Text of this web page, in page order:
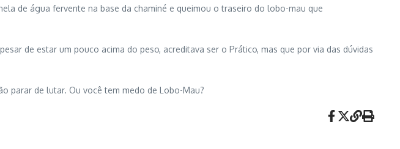
de água fervente na base da chaminé e queimou o traseiro do lobo-mau que
de estar um pouco acima do peso, acreditava ser o Prático, mas que por via das dúvidas
parar de lutar. Ou você tem medo de Lobo-Mau?